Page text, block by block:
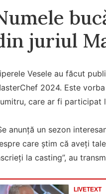
juriul
Vesele au făcut
2024. Este
care ar fi participat
anunță un sezon
care știm că aveți
la casting”, au
LIVETEXT